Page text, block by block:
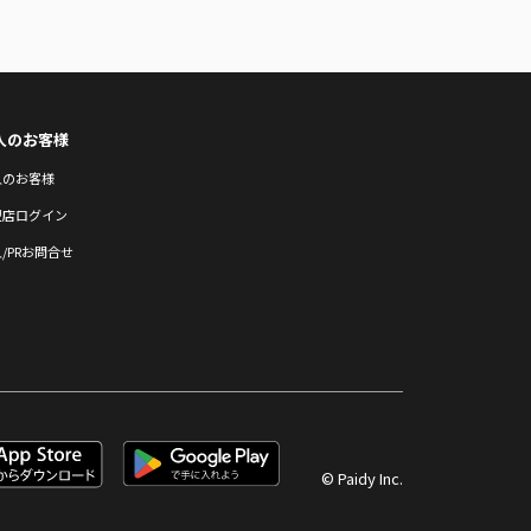
のお客様
お客様
ログイン
PRお問合せ
© Paidy Inc.